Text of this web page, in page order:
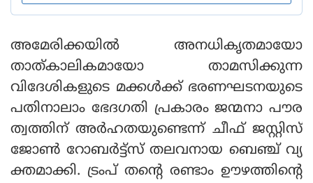
അമേരിക്കയില്‍ അനധികൃതമായോ
താത്കാലികമായോ താമസിക്കുന്ന
വിദേശികളുടെ മക്കള്‍ക്ക് ഭരണഘടനയുടെ
പതിനാലാം ഭേദഗതി പ്രകാരം ജന്മനാ പൗര
ത്വത്തിന് അര്‍ഹതയുണ്ടെന്ന് ചീഫ് ജസ്റ്റിസ്
ജോണ്‍ റോബര്‍ട്ട്‌സ് തലവനായ ബെഞ്ച് വ്യ
ക്തമാക്കി. ട്രംപ് തന്റെ രണ്ടാം ഊഴത്തിന്റെ